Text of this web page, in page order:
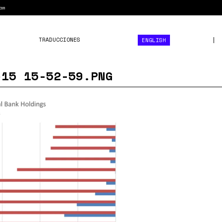
TRADUCCIONES ENGLISH
15 15-52-59.PNG